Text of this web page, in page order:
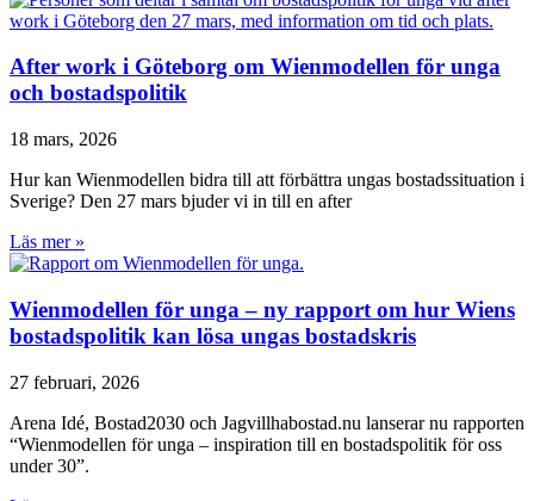
After work i Göteborg om Wienmodellen för unga
och bostadspolitik
18 mars, 2026
Hur kan Wienmodellen bidra till att förbättra ungas bostadssituation i
Sverige? Den 27 mars bjuder vi in till en after
Läs mer »
Wienmodellen för unga – ny rapport om hur Wiens
bostadspolitik kan lösa ungas bostadskris
27 februari, 2026
Arena Idé, Bostad2030 och Jagvillhabostad.nu lanserar nu rapporten
“Wienmodellen för unga – inspiration till en bostadspolitik för oss
under 30”.